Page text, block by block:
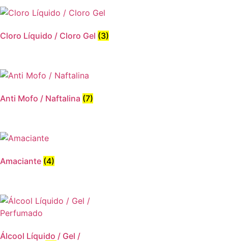
Cloro Líquido / Cloro Gel (3)
Anti Mofo / Naftalina (7)
Amaciante (4)
Álcool Líquido / Gel /